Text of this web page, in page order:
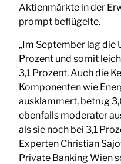
Aktienmärkte in der
prompt beflügelte.
„Im September lag die
Prozent und somit
3,1 Prozent. Auch die
Komponenten wie
ausklammert, betrug
ebenfalls moderater
als sie noch bei 3,1
Experten Christian
Private Banking Wien